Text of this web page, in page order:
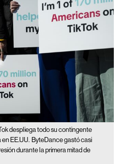
despliega todo su contingente
EE.UU. ByteDance gastó casi
durante la primera mitad de